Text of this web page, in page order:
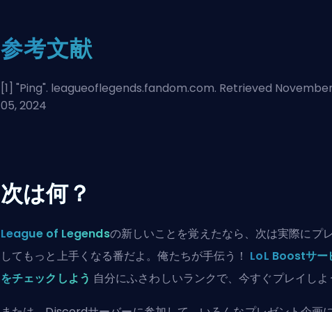
参考文献
[1] "Ping". leagueoflegends.fandom.com. Retrieved November
05, 2024
次は何？
League of Legendsの新しいことを覚えたなら、次は実際にプ
してもっと上手くなる番だよ。俺たちが手伝う！ LoL Boostサー
をチェックしよう 自分にふさわしいランクで、今すぐプレイしよ